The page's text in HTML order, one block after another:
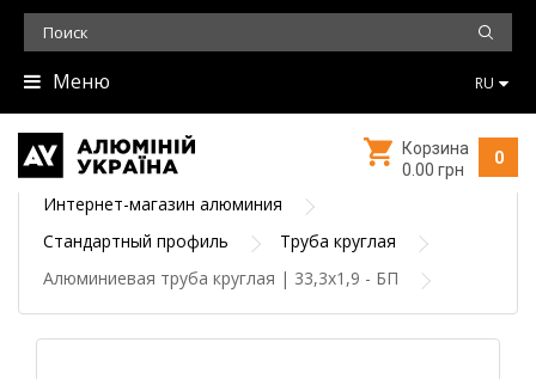
Меню RU
0
Корзина
0.00 грн
Интернет-магазин алюминия
Стандартный профиль
Труба круглая
Алюминиевая труба круглая | 33,3х1,9 - БП